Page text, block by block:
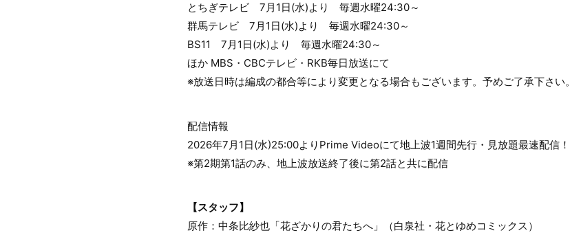
とちぎテレビ 7月1日(水)より 毎週水曜24:30～
群馬テレビ 7月1日(水)より 毎週水曜24:30～
BS11 7月1日(水)より 毎週水曜24:30～
ほか MBS・CBCテレビ・RKB毎日放送にて
※放送日時は編成の都合等により変更となる場合もございます。予めご了承下さい。
配信情報
2026年7月1日(水)25:00よりPrime Videoにて地上波1週間先行・見放題最速配信！
※第2期第1話のみ、地上波放送終了後に第2話と共に配信
【スタッフ】
原作：中条比紗也「花ざかりの君たちへ」（白泉社・花とゆめコミックス）